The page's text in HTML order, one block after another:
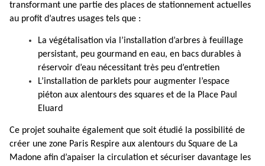
transformant une partie des places de stationnement actuelles
au profit d’autres usages tels que :
La végétalisation via l’installation d’arbres à feuillage
persistant, peu gourmand en eau, en bacs durables à
réservoir d’eau nécessitant très peu d’entretien
L’installation de parklets pour augmenter l’espace
piéton aux alentours des squares et de la Place Paul
Eluard
Ce projet souhaite également que soit étudié la possibilité de
créer une zone Paris Respire aux alentours du Square de La
Madone afin d’apaiser la circulation et sécuriser davantage les